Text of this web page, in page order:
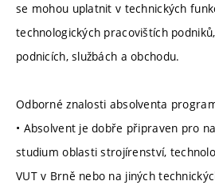
se mohou uplatnit v technických
technologických pracovištích
podnicích, službách a obchodu.
Odborné znalosti absolventa
• Absolvent je dobře připraven pro
studium oblasti strojírenství,
VUT v Brně nebo na jiných